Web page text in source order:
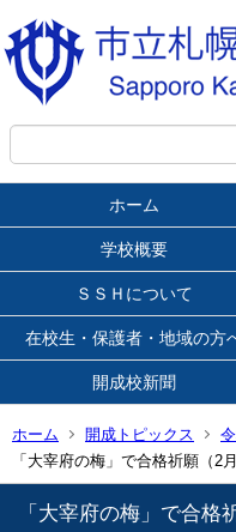
ホーム
学校概要
ＳＳＨについて
在校生・保護者・地域の方
開成校新聞
ホーム 開成トピックス
「大宰府の梅」で合格祈願（2月
「大宰府の梅」で合格